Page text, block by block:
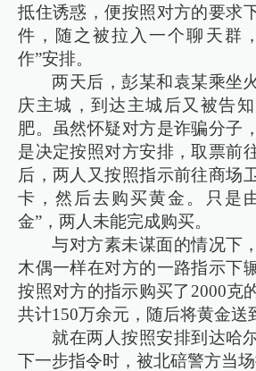
抵住诱惑，便按照对方的要求
件，随之被拉入一个聊天群
作”安排。
两天后，彭某和袁某乘坐
庆主城，到达主城后又被告
肥。虽然怀疑对方是诈骗分子
是决定按照对方安排，取票前
后，两人又按照指示前往商场
卡，然后去购买黄金。只是
金”，两人未能完成购买。
与对方素未谋面的情况下
木偶一样在对方的一路指示下
按照对方的指示购买了2000克
共计150万余元，随后将黄金送
就在两人按照安排到达哈
下一步指令时，被北碚警方当场